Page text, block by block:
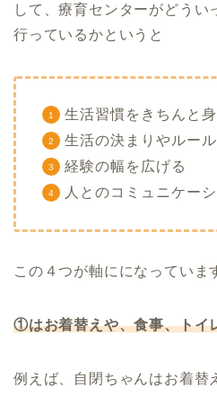
して、療育センターがどうい
行っているかというと
生活習慣をきちんと
生活の決まりやルー
経験の幅を広げる
人とのコミュニケー
この４つが軸にになっていま
①はお着替えや、食事、トイ
例えば、自閉ちゃんはお着替